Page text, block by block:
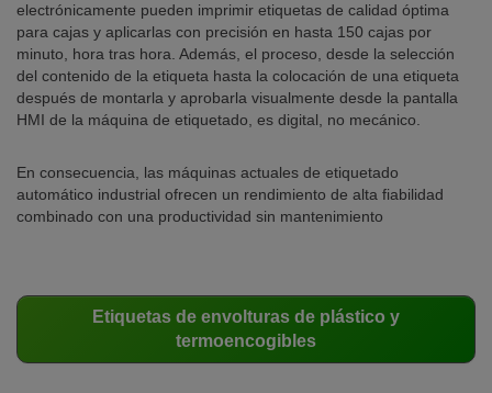
electrónicamente pueden imprimir etiquetas de calidad óptima
para cajas y aplicarlas con precisión en hasta 150 cajas por
minuto, hora tras hora. Además, el proceso, desde la selección
del contenido de la etiqueta hasta la colocación de una etiqueta
después de montarla y aprobarla visualmente desde la pantalla
HMI de la máquina de etiquetado, es digital, no mecánico.
En consecuencia, las máquinas actuales de etiquetado
automático industrial ofrecen un rendimiento de alta fiabilidad
combinado con una productividad sin mantenimiento
Etiquetas de envolturas de plástico y
termoencogibles